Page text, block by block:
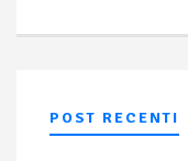
POST RECENTI